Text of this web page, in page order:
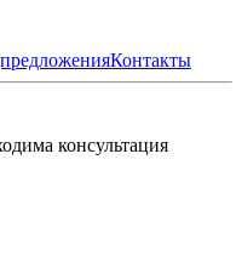
Контакты
консультация